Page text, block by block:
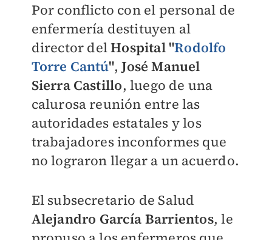
Por conflicto con el personal de
enfermería destituyen al
director delHospital "Rodolfo
Torre Cantú",José Manuel
Sierra Castillo, luego de una
calurosa reunión entre las
autoridades estatales y los
trabajadores inconformes que
no lograron llegar a un acuerdo.
El subsecretario de Salud
Alejandro García Barrientos, le